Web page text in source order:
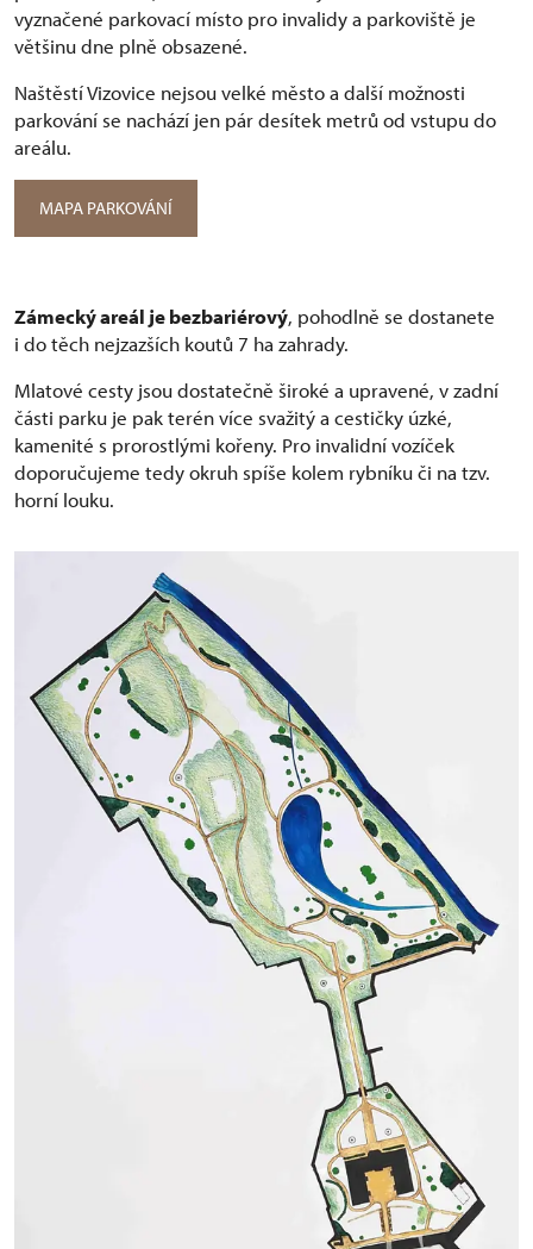
vyznačené parkovací místo pro invalidy a parkoviště je
většinu dne plně obsazené.
Naštěstí Vizovice nejsou velké město a další možnosti
parkování se nachází jen pár desítek metrů od vstupu do
areálu.
MAPA PARKOVÁNÍ
Zámecký areál je bezbariérový, pohodlně se dostanete
i do těch nejzazších koutů 7 ha zahrady.
Mlatové cesty jsou dostatečně široké a upravené, v zadní
části parku je pak terén více svažitý a cestičky úzké,
kamenité s prorostlými kořeny. Pro invalidní vozíček
doporučujeme tedy okruh spíše kolem rybníku či na tzv.
horní louku.